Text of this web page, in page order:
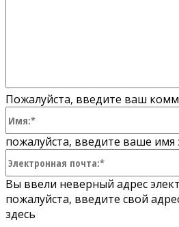
Пожалуйста, введите ваш
пожалуйста, введите ваше имя
Вы ввели неверный адрес
пожалуйста, введите свой
здесь